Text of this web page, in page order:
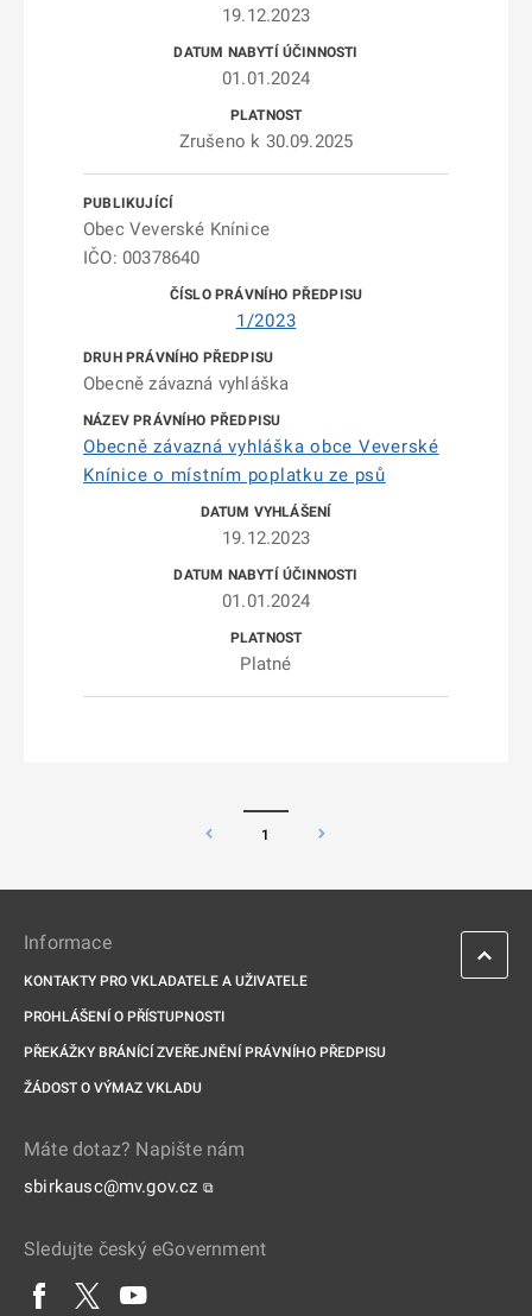
19.12.2023
01.01.2024
Zrušeno k 30.09.2025
Obec Veverské Knínice
IČO: 00378640
1/2023
Obecně závazná vyhláška
Obecně závazná vyhláška obce Veverské
Knínice o místním poplatku ze psů
19.12.2023
01.01.2024
Platné
1
Informace
KONTAKTY PRO VKLADATELE A UŽIVATELE
PROHLÁŠENÍ O PŘÍSTUPNOSTI
PŘEKÁŽKY BRÁNÍCÍ ZVEŘEJNĚNÍ PRÁVNÍHO PŘEDPISU
ŽÁDOST O VÝMAZ VKLADU
Máte dotaz? Napište nám
sbirkausc@mv.gov.cz ⧉
Sledujte český eGovernment